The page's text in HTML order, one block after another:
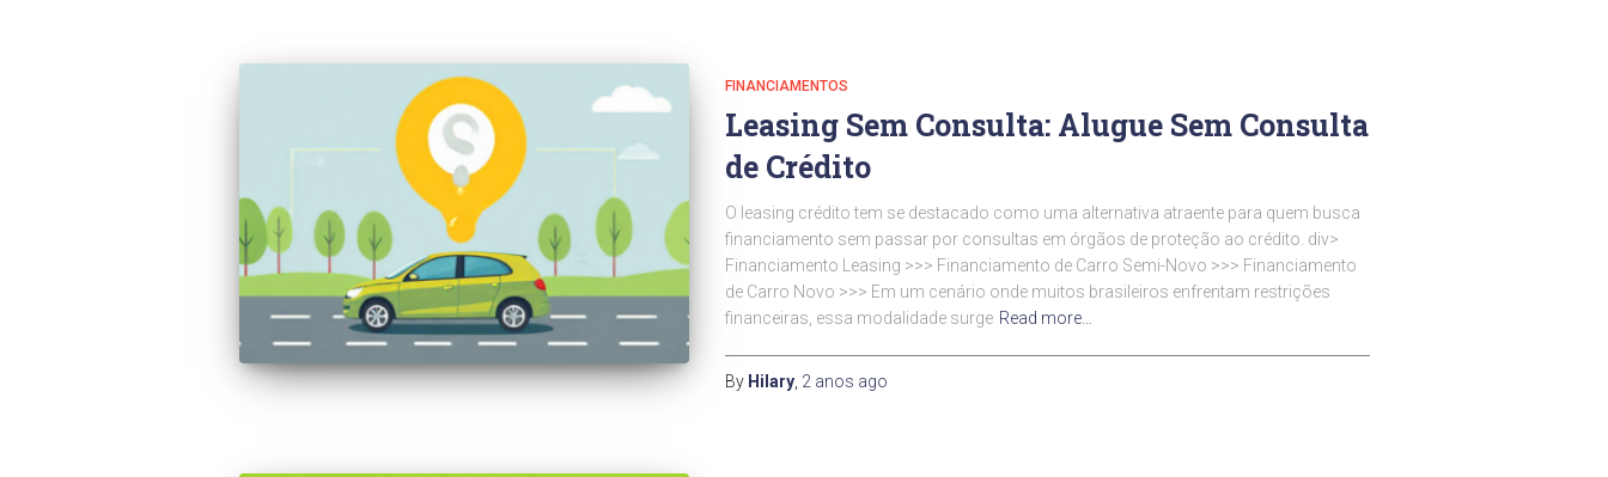
FINANCIAMENTOS
Leasing Sem Consulta: Alugue Sem Consulta
de Crédito
O leasing crédito tem se destacado como uma alternativa atraente para quem busca
financiamento sem passar por consultas em órgãos de proteção ao crédito. div>
Financiamento Leasing >>> Financiamento de Carro Semi-Novo >>> Financiamento
de Carro Novo >>> Em um cenário onde muitos brasileiros enfrentam restrições
financeiras, essa modalidade surge Read more…
By Hilary, 2 anos ago